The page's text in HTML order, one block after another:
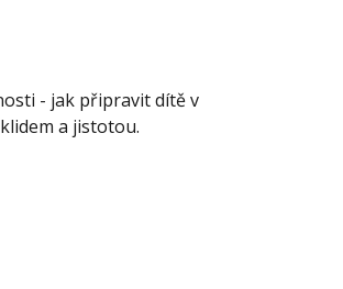
- jak připravit dítě v
a jistotou.